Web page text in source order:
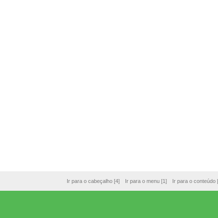
Ir para o cabeçalho [4] Ir para o menu [1] Ir para o conteúdo